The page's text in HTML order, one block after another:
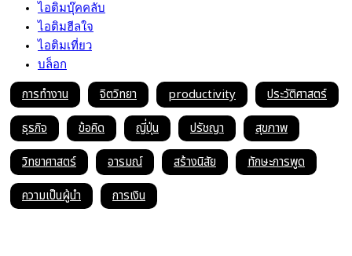
ไอติมบุ๊คคลับ
ไอติมฮีลใจ
ไอติมเที่ยว
บล็อก
การทำงาน จิตวิทยา productivity
ประวัติศาสตร์
ธุรกิจ
ข้อคิด ญี่ปุ่น ปรัชญา
สุขภาพ
วิทยาศาสตร์
อารมณ์ สร้างนิสัย
ทักษะการพูด
ความเป็นผู้นำ
การเงิน